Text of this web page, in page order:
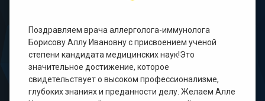
Поздравляем врача аллерголога-иммунолога
Борисову Аллу Ивановну с присвоением ученой
степени кандидата медицинских наук!Это
значительное достижение, которое
свидетельствует о высоком профессионализме,
глубоких знаниях и преданности делу. Желаем Алле